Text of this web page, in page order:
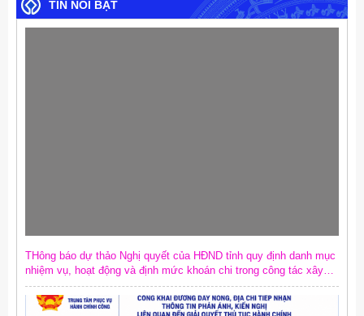
TIN NỔI BẬT
THông báo dự thảo Nghị quyết của HĐND tỉnh quy định danh mục
nhiệm vụ, hoạt động và định mức khoán chi trong công tác xây
dựng văn bản quy phạm pháp luật trên địa bàn tỉnh